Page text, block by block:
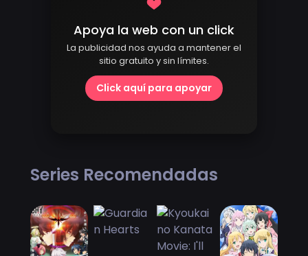
Apoya la web con un click
La publicidad nos ayuda a mantener el
sitio gratuito y sin límites.
Click aquí para apoyar
Series Recomendadas